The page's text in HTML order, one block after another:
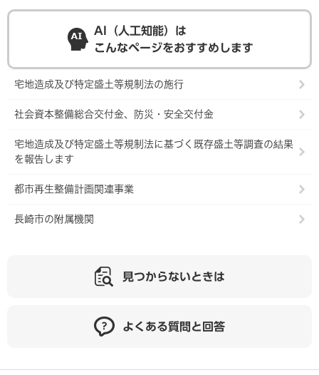
AI（人工知能）は
こんなページをおすすめします
宅地造成及び特定盛土等規制法の施行
社会資本整備総合交付金、防災・安全交付金
宅地造成及び特定盛土等規制法に基づく既存盛土等調査の結果
を報告します
都市再生整備計画関連事業
長崎市の附属機関
見つからないときは
よくある質問と回答